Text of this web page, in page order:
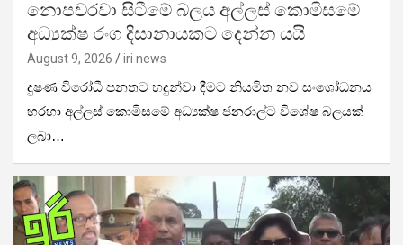
නොපවරවා සිටීමේ බලය අල්ලස් කොමිසමේ
අධ්‍යක්ෂ රංග දිසානායකට දෙන්න යයි
August 9, 2026 iri news
දුෂණ විරෝධී පනතට හදුන්වා දීමට නියමිත නව සංශෝධනය
හරහා අල්ලස් කොමිසමේ අධ්‍යක්ෂ ජනරාල්ට විශේෂ බලයක්
ලබා…